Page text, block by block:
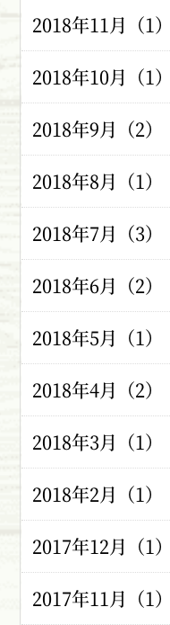
2018年11月（1）
2018年10月（1）
2018年9月（2）
2018年8月（1）
2018年7月（3）
2018年6月（2）
2018年5月（1）
2018年4月（2）
2018年3月（1）
2018年2月（1）
2017年12月（1）
2017年11月（1）